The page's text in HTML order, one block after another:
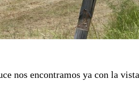
nos encontramos ya con la